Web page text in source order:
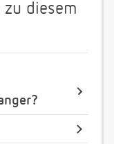
diesem